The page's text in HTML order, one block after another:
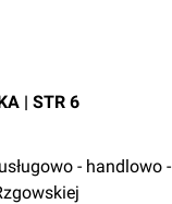
| STR 6
- handlowo -